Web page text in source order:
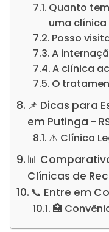
Quanto
uma
Posso
A
A clínica
O
📌 Dicas para
em Putinga -
⚠️ Clínica
📊
Clínicas de
📞 Entre em
🏥